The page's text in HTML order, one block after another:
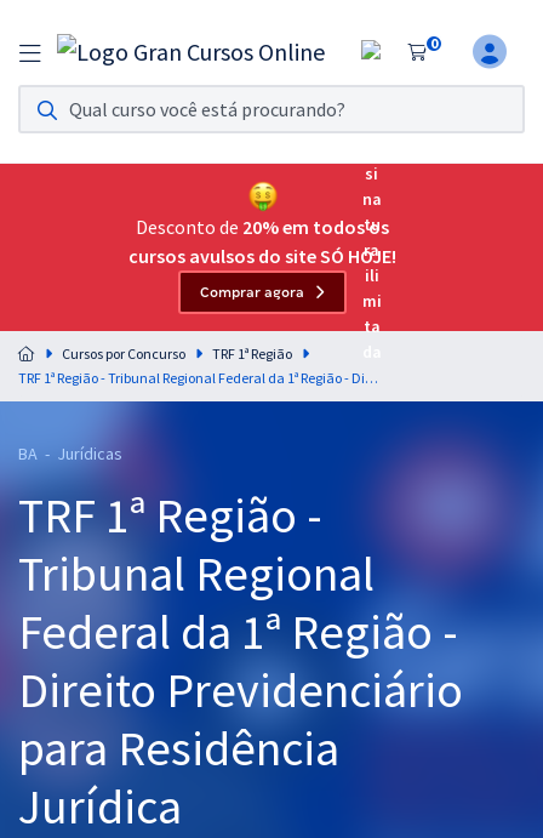
0
Assinatura Ilimitada 11
Acesso a todos os cursos. Teste grátis por 7 dias!
Assinatura OAB Até Passar
Acesso ilimitado a toda preparação para o Exame da
Residências Multiprofissionais
Preparação completa e intensiva para as principais
residências em saúde do Brasil
Cursos 20% OFF
Pós
Graduação
OAB
Questões grátis
Desconto de 20% em todos os
cursos avulsos do site SÓ HOJE!
Comprar agora
Cursos por Concurso
TRF 1ª Região
TRF 1ª Região - Tribunal Regional Federal da 1ª Região - Direito Previdenciário para Residência Jurídica
BA - Jurídicas
TRF 1ª Região -
Tribunal Regional
Federal da 1ª Região -
Direito Previdenciário
para Residência
Jurídica